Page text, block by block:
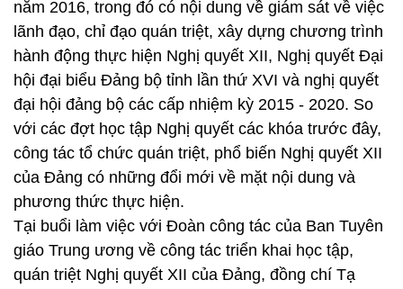
năm 2016, trong đó có nội dung về giám sát về việc
lãnh đạo, chỉ đạo quán triệt, xây dựng chương trình
hành động thực hiện Nghị quyết XII, Nghị quyết Đại
hội đại biểu Đảng bộ tỉnh lần thứ XVI và nghị quyết
đại hội đảng bộ các cấp nhiệm kỳ 2015 - 2020. So
với các đợt học tập Nghị quyết các khóa trước đây,
công tác tổ chức quán triệt, phổ biến Nghị quyết XII
của Đảng có những đổi mới về mặt nội dung và
phương thức thực hiện.
Tại buổi làm việc với Đoàn công tác của Ban Tuyên
giáo Trung ương về công tác triển khai học tập,
quán triệt Nghị quyết XII của Đảng, đồng chí Tạ